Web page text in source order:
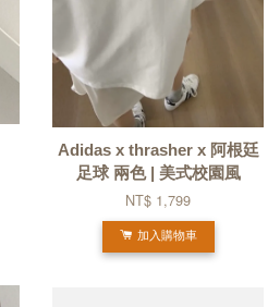
Adidas x thrasher x 阿根廷
足球 兩色 | 美式校園風
NT$ 1,799
加入購物車